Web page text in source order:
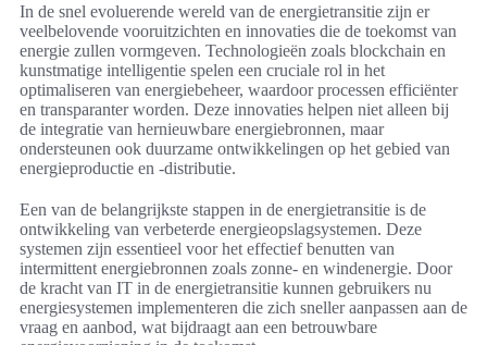
In de snel evoluerende wereld van de energietransitie zijn er
veelbelovende vooruitzichten en innovaties die de toekomst van
energie zullen vormgeven. Technologieën zoals blockchain en
kunstmatige intelligentie spelen een cruciale rol in het
optimaliseren van energiebeheer, waardoor processen efficiënter
en transparanter worden. Deze innovaties helpen niet alleen bij
de integratie van hernieuwbare energiebronnen, maar
ondersteunen ook duurzame ontwikkelingen op het gebied van
energieproductie en -distributie.
Een van de belangrijkste stappen in de energietransitie is de
ontwikkeling van verbeterde energieopslagsystemen. Deze
systemen zijn essentieel voor het effectief benutten van
intermittent energiebronnen zoals zonne- en windenergie. Door
de kracht van IT in de energietransitie kunnen gebruikers nu
energiesystemen implementeren die zich sneller aanpassen aan de
vraag en aanbod, wat bijdraagt aan een betrouwbare